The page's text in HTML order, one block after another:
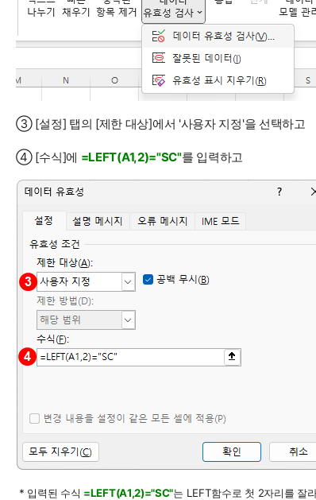
③ [설정] 탭의 [제한 대상]에서 '사용자 지정'을 선택하고
④ [수식]에 =LEFT(A1,2)="SC"를 입력하고
* 입력된 수식 =LEFT(A1,2)="SC"는 LEFT함수로 첫 2자리를 잘